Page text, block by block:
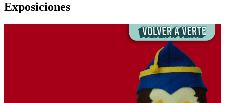
Exposiciones